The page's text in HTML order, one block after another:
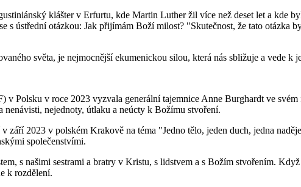
klášter v Erfurtu, kde Martin Luther žil více než deset let a kde
ústřední otázkou: Jak přijímám Boží milost? "Skutečnost, že tato otázka
světa, je nejmocnější ekumenickou silou, která nás sbližuje a vede k
v Polsku v roce 2023 vyzvala generální tajemnice Anne Burghardt ve
nejednoty, útlaku a neúcty k Božímu stvoření.
září 2023 v polském Krakově na téma "Jedno tělo, jeden duch, jedna
společenstvími.
s našimi sestrami a bratry v Kristu, s lidstvem a s Božím stvořením.
k rozdělení.